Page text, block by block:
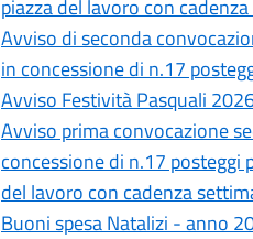
piazza del lavoro con
Avviso di seconda
in concessione di n.17
Avviso Festività Pasquali
Avviso prima convocazione
concessione di n.17 posteggi
del lavoro con cadenza
Buoni spesa Natalizi - anno